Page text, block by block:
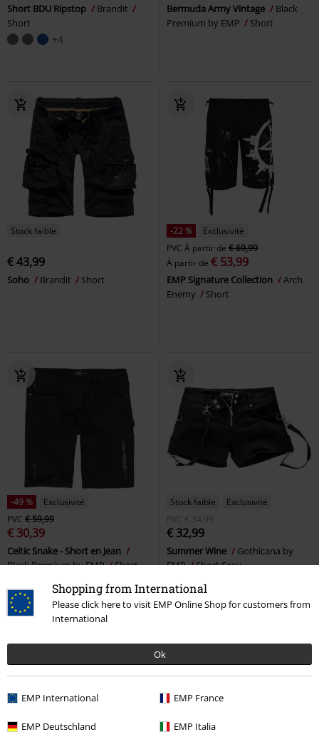
Shopping from International
Please click here to visit EMP Online Shop for customers from
International
Ok
EMP International EMP France
EMP Deutschland EMP Italia
Short BDU Ripstop
Brandit
Short
+4
Bermuda Army Vintage
Black
Premium by EMP
Short
Stock faible
€ 43,99
Soho Brandit Short
-22 %
Exclusivité
PVC À partir de € 69,99
À partir de € 53,99
EMP Signature Collection
Arch
Enemy
Short
-49 %
Exclusivité
PVC € 59,99
€ 30,39
Celtic Snake - Short en Jean
Black Premium by EMP
Short
Stock faible
Exclusivité
PVC € 34,99
€ 32,99
Summer Wine
Gothicana by
EMP
Short Sexy